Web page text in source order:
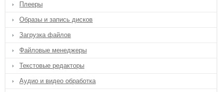
Плееры
Образы и запись дисков
Загрузка файлов
Файловые менеджеры
Текстовые редакторы
Аудио и видео обработка